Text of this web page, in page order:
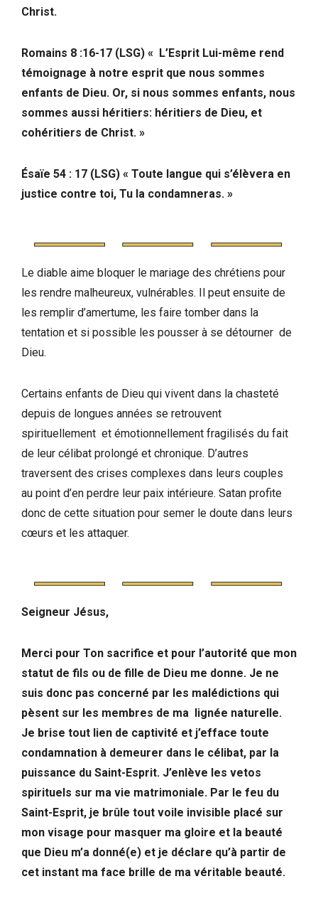
Christ.
Romains 8 :16-17 (LSG) « L’Esprit Lui-même rend
témoignage à notre esprit que nous sommes
enfants de Dieu. Or, si nous sommes enfants, nous
sommes aussi héritiers: héritiers de Dieu, et
cohéritiers de Christ. »
Ésaïe 54 : 17 (LSG) « Toute langue qui s’élèvera en
justice contre toi, Tu la condamneras. »
Le diable aime bloquer le mariage des chrétiens pour
les rendre malheureux, vulnérables. Il peut ensuite de
les remplir d’amertume, les faire tomber dans la
tentation et si possible les pousser à se détourner de
Dieu.
Certains enfants de Dieu qui vivent dans la chasteté
depuis de longues années se retrouvent
spirituellement et émotionnellement fragilisés du fait
de leur célibat prolongé et chronique. D’autres
traversent des crises complexes dans leurs couples
au point d’en perdre leur paix intérieure. Satan profite
donc de cette situation pour semer le doute dans leurs
cœurs et les attaquer.
Seigneur Jésus,
Merci pour Ton sacrifice et pour l’autorité que mon
statut de fils ou de fille de Dieu me donne. Je ne
suis donc pas concerné par les malédictions qui
pèsent sur les membres de ma lignée naturelle.
Je brise tout lien de captivité et j’efface toute
condamnation à demeurer dans le célibat, par la
puissance du Saint-Esprit. J’enlève les vetos
spirituels sur ma vie matrimoniale. Par le feu du
Saint-Esprit, je brûle tout voile invisible placé sur
mon visage pour masquer ma gloire et la beauté
que Dieu m’a donné(e) et je déclare qu’à partir de
cet instant ma face brille de ma véritable beauté.